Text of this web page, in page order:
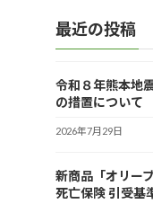
最近の投稿
令和８年熊本地
の措置について
2026年7月29日
新商品「オリー
死亡保険 引受基